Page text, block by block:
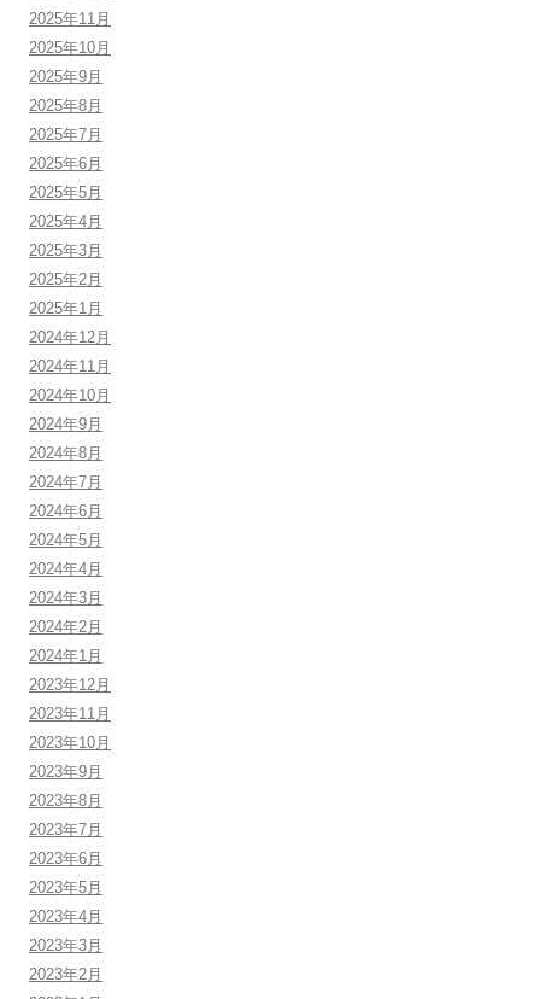
2025年11月
2025年10月
2025年9月
2025年8月
2025年7月
2025年6月
2025年5月
2025年4月
2025年3月
2025年2月
2025年1月
2024年12月
2024年11月
2024年10月
2024年9月
2024年8月
2024年7月
2024年6月
2024年5月
2024年4月
2024年3月
2024年2月
2024年1月
2023年12月
2023年11月
2023年10月
2023年9月
2023年8月
2023年7月
2023年6月
2023年5月
2023年4月
2023年3月
2023年2月